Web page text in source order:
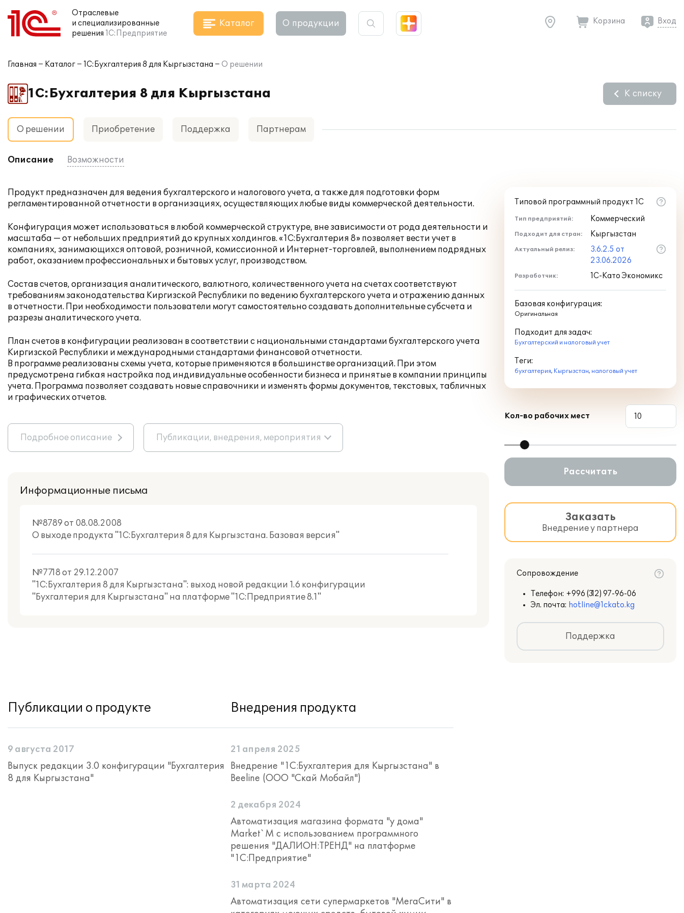
Отраслевые
и специализированные
решения 1С:Предприятие
Каталог О продукции Корзина Вход
Главная Каталог 1С:Бухгалтерия 8 для Кыргызстана О решении
1С:Бухгалтерия 8 для Кыргызстана К списку
О решении Приобретение Поддержка Партнерам
Описание Возможности
Продукт предназначен для ведения бухгалтерского и налогового учета, а также для подготовки форм
регламентированной отчетности в организациях, осуществляющих любые виды коммерческой деятельности.
Конфигурация может использоваться в любой коммерческой структуре, вне зависимости от рода деятельности и
масштаба — от небольших предприятий до крупных холдингов. «1С:Бухгалтерия 8» позволяет вести учет в
компаниях, занимающихся оптовой, розничной, комиссионной и Интернет-торговлей, выполнением подрядных
работ, оказанием профессиональных и бытовых услуг, производством.
Состав счетов, организация аналитического, валютного, количественного учета на счетах соответствуют
требованиям законодательства Киргизской Республики по ведению бухгалтерского учета и отражению данных
в отчетности. При необходимости пользователи могут самостоятельно создавать дополнительные субсчета и
разрезы аналитического учета.
План счетов в конфигурации реализован в соответствии с национальными стандартами бухгалтерского учета
Киргизской Республики и международными стандартами финансовой отчетности.
В программе реализованы схемы учета, которые применяются в большинстве организаций. При этом
предусмотрена гибкая настройка под индивидуальные особенности бизнеса и принятые в компании принципы
учета. Программа позволяет создавать новые справочники и изменять формы документов, текстовых, табличных
и графических отчетов.
Подробное описание Публикации, внедрения, мероприятия
Информационные письма
№8789 от 08.08.2008
О выходе продукта "1С:Бухгалтерия 8 для Кыргызстана. Базовая версия"
№7718 от 29.12.2007
"1С:Бухгалтерия 8 для Кыргызстана": выход новой редакции 1.6 конфигурации
"Бухгалтерия для Кыргызстана" на платформе "1С:Предприятие 8.1"
Типовой программный продукт 1С
Тип предприятий: Коммерческий
Подходит для стран: Кыргызстан
Актуальный релиз:
3.6.2.5 от
23.06.2026
Разработчик: 1С-Като Экономикс
Базовая конфигурация:
Оригинальная
Подходит для задач:
Бухгалтерский и налоговый учет
Теги:
бухгалтерия, Кыргызстан, налоговый учет
Кол-во рабочих мест
Рассчитать
Заказать
Внедрение у партнера
Сопровождение
Телефон: +996 (312) 97-96-06
Эл. почта: hotline@1ckato.kg
Поддержка
Публикации о продукте
9 августа 2017
Выпуск редакции 3.0 конфигурации "Бухгалтерия
8 для Кыргызстана"
Внедрения продукта
21 апреля 2025
Внедрение "1С:Бухгалтерия для Кыргызстана" в
Beeline (ООО "Скай Мобайл")
2 декабря 2024
Автоматизация магазина формата "у дома"
Market`M с использованием программного
решения "ДАЛИОН:ТРЕНД" на платформе
"1С:Предприятие"
31 марта 2024
Автоматизация сети супермаркетов "МегаСити" в